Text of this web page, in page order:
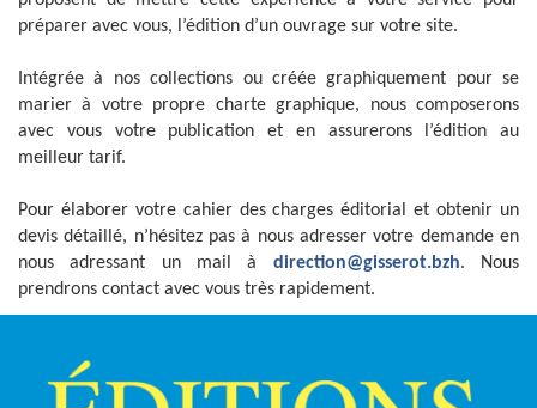
préparer avec vous, l’édition d’un ouvrage sur votre site.
Intégrée à nos collections ou créée graphiquement pour se
marier à votre propre charte graphique, nous composerons
avec vous votre publication et en assurerons l’édition au
meilleur tarif.
Pour élaborer votre cahier des charges éditorial et obtenir un
devis détaillé, n’hésitez pas à nous adresser votre demande en
nous adressant un mail à direction@gisserot.bzh. Nous
prendrons contact avec vous très rapidement.